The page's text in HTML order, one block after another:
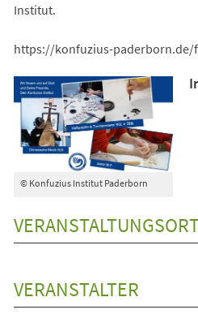
Institut.
https://konfuzius-paderborn.de/
© Konfuzius Institut Paderborn
VERANSTALTER